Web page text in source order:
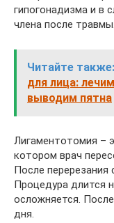
гипогонадизма и в
члена после травмы.
Читайте также:
для лица:
выводим пятна
Лигаментотомия –
котором врач
После перерезания
Процедура длится
осложняется.
дня.